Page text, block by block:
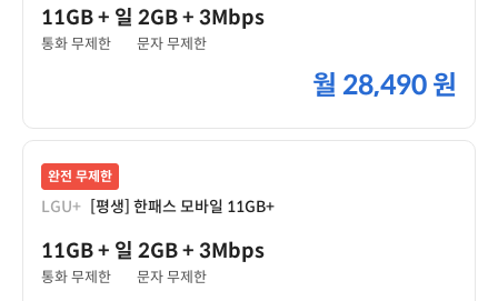
11GB+ 일 2GB+ 3Mbps
통화 무제한 문자 무제한
월 28,490 원
완전 무제한
LGU+ [평생] 한패스 모바일 11GB+
11GB+ 일 2GB+ 3Mbps
통화 무제한 문자 무제한